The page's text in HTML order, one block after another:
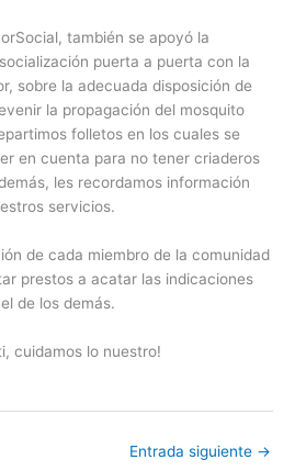
también se apoyó la
puerta a puerta con la
sobre la adecuada disposición de
la propagación del mosquito
folletos en los cuales se
en cuenta para no tener criaderos
les recordamos información
servicios.
de cada miembro de la comunidad
prestos a acatar las indicaciones
de los demás.
cuidamos lo nuestro!
Entrada siguiente →